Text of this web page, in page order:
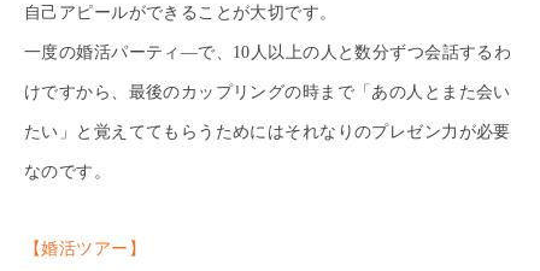
自己アピールができることが大切です。
一度の婚活パーティ―で、10人以上の人と数分ずつ会話するわ
けですから、最後のカップリングの時まで「あの人とまた会い
たい」と覚えててもらうためにはそれなりのプレゼン力が必要
なのです。
【婚活ツアー】